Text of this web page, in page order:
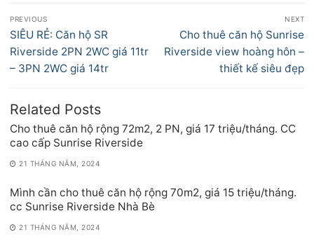
Điều
hướng
bài
viết
PREVIOUS
Previous
post:
SIÊU RẺ: Căn hộ SR
Riverside 2PN 2WC giá 11tr
– 3PN 2WC giá 14tr
NEXT
Next
post:
Cho thuê căn hộ Sunrise
Riverside view hoàng hôn –
thiết kế siêu đẹp
Related Posts
Cho thuê căn hộ rộng 72m2, 2 PN, giá 17 triệu/tháng. CC
cao cấp Sunrise Riverside
21 THÁNG NĂM, 2024
Mình cần cho thuê căn hộ rộng 70m2, giá 15 triệu/tháng.
cc Sunrise Riverside Nhà Bè
21 THÁNG NĂM, 2024